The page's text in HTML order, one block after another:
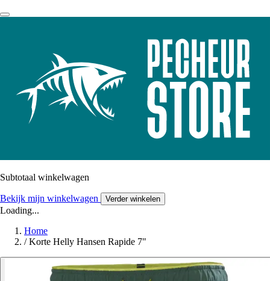
Subtotaal winkelwagen
Bekijk mijn winkelwagen Verder winkelen
Loading...
Home
/ Korte Helly Hansen Rapide 7"